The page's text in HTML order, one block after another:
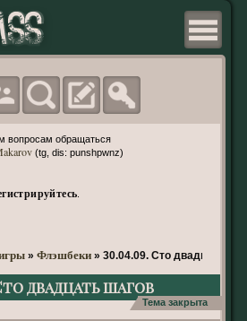
вопросам обращаться
(tg, dis: punshpwnz)
» Флэшбеки » 30.04.09. Сто двадцать
двадцать шагов
Тема закрыта